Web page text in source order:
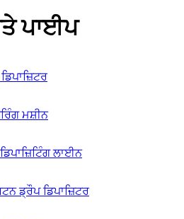
ਪਾਈਪ
ਮਸ਼ੀਨ
ਲਾਈਨ
ਡ੍ਰੌਪ ਡਿਪਾਜ਼ਿਟਰ